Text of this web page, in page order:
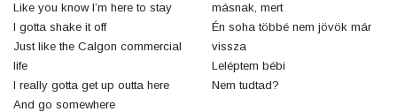
Like you know I’m here to stay
I gotta shake it off
Just like the Calgon commercial
life
I really gotta get up outta here
And go somewhere
másnak, mert
Én soha többé nem jövök már
vissza
Leléptem bébi
Nem tudtad?